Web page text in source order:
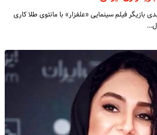
فیلم سینمایی «علفزار» با مانتوی طلا کاری